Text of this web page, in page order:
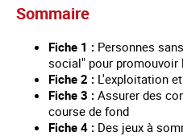
Sommaire
Fiche 1 : Personnes
social" pour promouvoir
Fiche 2 : L'exploitation
Fiche 3 : Assurer des
course de fond
Fiche 4 : Des jeux à